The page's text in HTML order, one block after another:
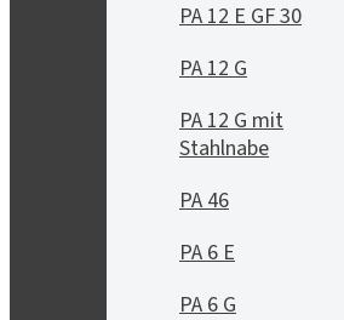
PA 12 E GF 30
PA 12 G
PA 12 G mit
Stahlnabe
PA 46
PA 6 E
PA 6 G